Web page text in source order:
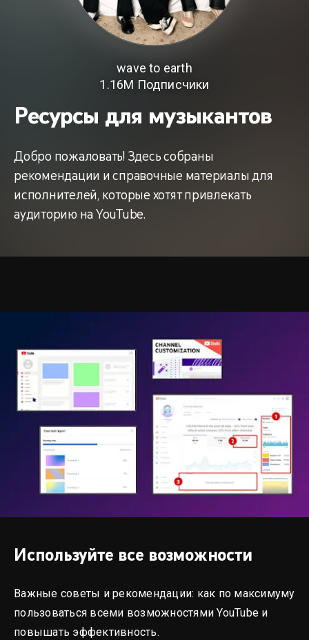
Ресурсы для музыкантов
Добро пожаловать! Здесь собраны
рекомендации и справочные материалы для
исполнителей, которые хотят привлекать
аудиторию на YouTube.
wave to earth
1.16M Подписчики
Используйте все возможности
Важные советы и рекомендации: как по максимуму
пользоваться всеми возможностями YouTube и
повышать эффективность.